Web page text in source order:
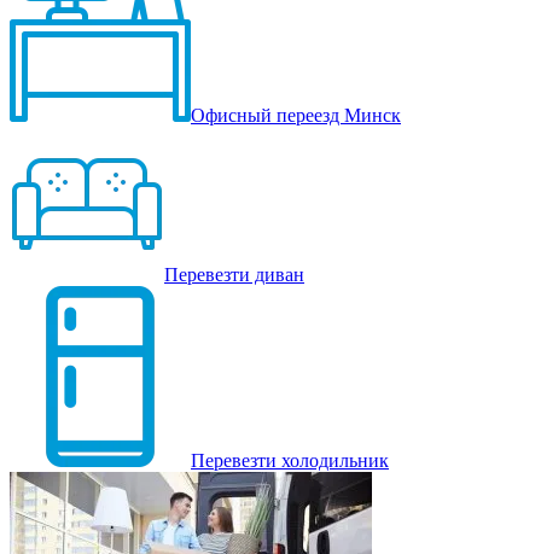
Офисный переезд Минск
Перевезти диван
Перевезти холодильник